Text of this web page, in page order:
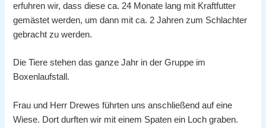
erfuhren wir, dass diese ca. 24 Monate lang mit Kraftfutter
gemästet werden, um dann mit ca. 2 Jahren zum Schlachter
gebracht zu werden.
Die Tiere stehen das ganze Jahr in der Gruppe im
Boxenlaufstall.
Frau und Herr Drewes führten uns anschließend auf eine
Wiese. Dort durften wir mit einem Spaten ein Loch graben.